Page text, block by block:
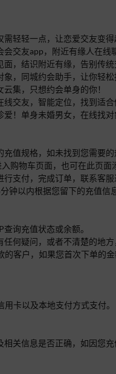
轻轻一点，让恋爱交友变得
会交友app，附近有缘人在线
面，结识附近有缘，告别传
象，同城约会助手，让你轻
云集，只想约会单身的你！
线交友，智能定位，找到适
爱！单身未婚男女，在线找
充值规格，如未找到您需要
入购物车页面，也可在此页
支付，完成订单，联系客服
钟以内根据您留下的充值信
询充值状态或余额。
任何疑问，或者不清楚的地
的客户，如果您首次下单的
卡以及本地支付方式支付。
关信息是否正确，如因您